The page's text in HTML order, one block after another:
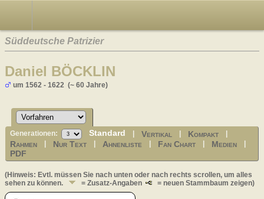
Süddeutsche Patrizier
Daniel BÖCKLIN
um 1562 - 1622 (~ 60 Jahre)
Generationen: Standard |Vertikal Kompakt
Rahmen Nur Text Ahnenliste Fan Chart Medien
PDF
(Hinweis: Evtl. müssen Sie nach unten oder nach rechts scrollen, um alles
sehen zu können.
= Zusatz-Angaben = neuen Stammbaum zeigen)